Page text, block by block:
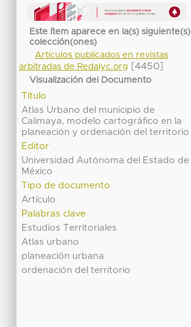
Este ítem aparece en la(s) siguiente(s)
colección(ones)
Artículos publicados en revistas
arbitradas de Redalyc.org
[4450]
Visualización del Documento
Título
Atlas Urbano del municipio de
Calimaya, modelo cartográfico en la
planeación y ordenación del territorio
Editor
Universidad Autónoma del Estado de
México
Tipo de documento
Artículo
Palabras clave
Estudios Territoriales
Atlas urbano
planeación urbana
ordenación del territorio